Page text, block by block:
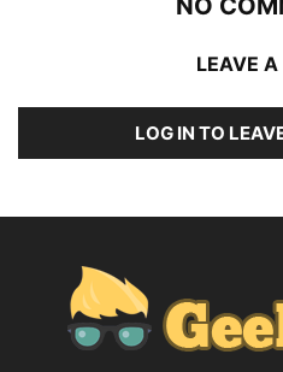
LEAVE A
LOG IN TO